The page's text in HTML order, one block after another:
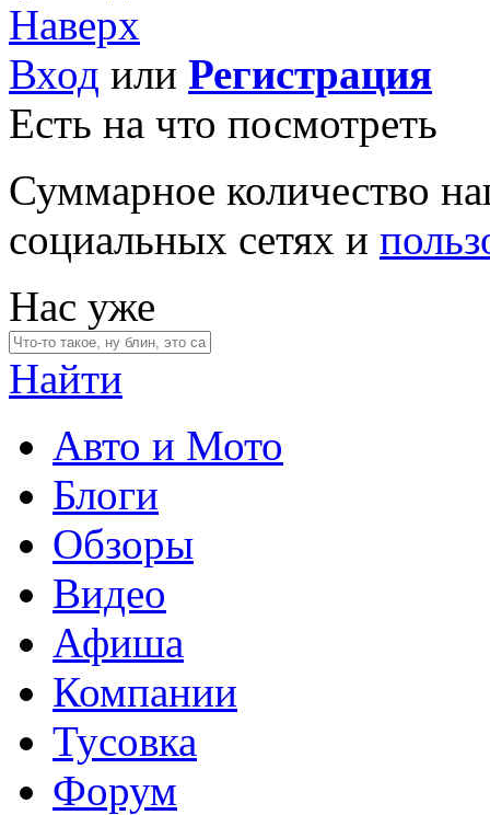
Наверх
Вход или Регистрация
Есть на что посмотреть
Суммарное количество
социальных сетях и
Нас уже
Найти
Авто и Мото
Блоги
Обзоры
Видео
Афиша
Компании
Тусовка
Форум